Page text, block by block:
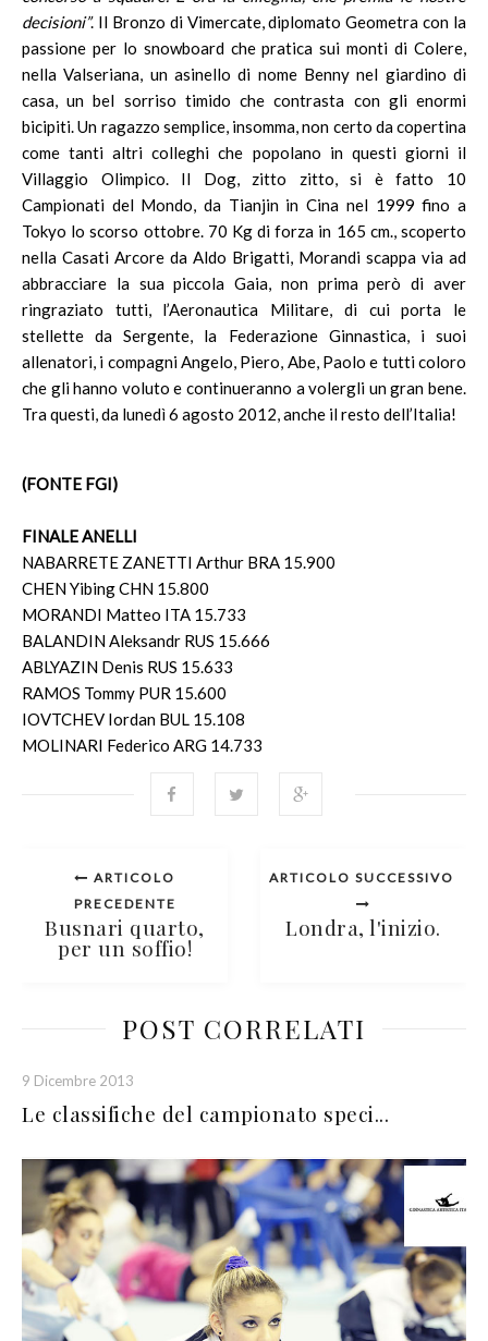
decisioni”. Il Bronzo di Vimercate, diplomato Geometra con la
passione per lo snowboard che pratica sui monti di Colere,
nella Valseriana, un asinello di nome Benny nel giardino di
casa, un bel sorriso timido che contrasta con gli enormi
bicipiti. Un ragazzo semplice, insomma, non certo da copertina
come tanti altri colleghi che popolano in questi giorni il
Villaggio Olimpico. Il Dog, zitto zitto, si è fatto 10
Campionati del Mondo, da Tianjin in Cina nel 1999 fino a
Tokyo lo scorso ottobre. 70 Kg di forza in 165 cm., scoperto
nella Casati Arcore da Aldo Brigatti, Morandi scappa via ad
abbracciare la sua piccola Gaia, non prima però di aver
ringraziato tutti, l’Aeronautica Militare, di cui porta le
stellette da Sergente, la Federazione Ginnastica, i suoi
allenatori, i compagni Angelo, Piero, Abe, Paolo e tutti coloro
che gli hanno voluto e continueranno a volergli un gran bene.
Tra questi, da lunedì 6 agosto 2012, anche il resto dell’Italia!
(FONTE FGI)
FINALE ANELLI
NABARRETE ZANETTI Arthur BRA 15.900
CHEN Yibing CHN 15.800
MORANDI Matteo ITA 15.733
BALANDIN Aleksandr RUS 15.666
ABLYAZIN Denis RUS 15.633
RAMOS Tommy PUR 15.600
IOVTCHEV Iordan BUL 15.108
MOLINARI Federico ARG 14.733
ARTICOLO
PRECEDENTE
Busnari quarto,
per un soffio!
ARTICOLO SUCCESSIVO
Londra, l'inizio.
POST CORRELATI
9 Dicembre 2013
Le classifiche del campionato speci...